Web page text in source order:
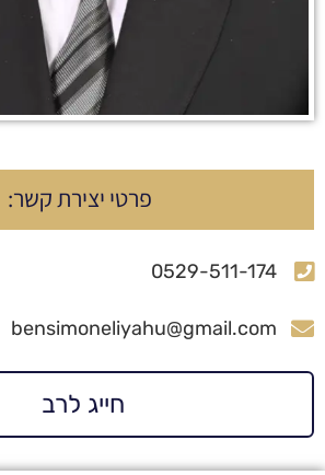
פרטי יצירת קשר:
0529-511-174
bensimoneliyahu@gmail.com
חייג לרב